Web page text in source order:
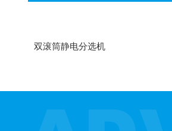
双滚筒静电分选机